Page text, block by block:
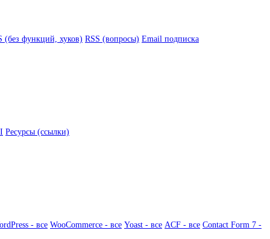
(без функций, хуков) RSS (вопросы) Email подписка
Ресурсы (ссылки)
- все WooCommerce - все Yoast - все ACF - все Contact Form 7 -